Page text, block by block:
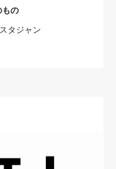
もの
タジャン